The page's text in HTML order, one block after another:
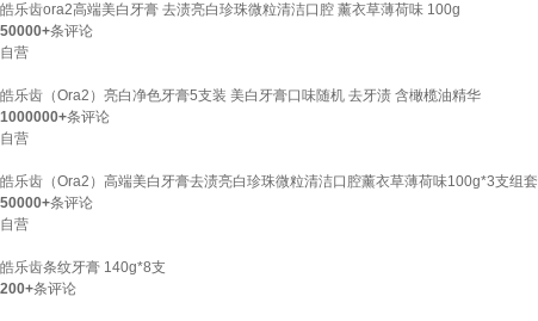
皓乐齿ora2高端美白牙膏 去渍亮白珍珠微粒清洁口腔 薰衣草薄荷味 100g
50000+条评论
自营
皓乐齿（Ora2）亮白净色牙膏5支装 美白牙膏口味随机 去牙渍 含橄榄油精华
1000000+条评论
自营
皓乐齿（Ora2）高端美白牙膏去渍亮白珍珠微粒清洁口腔薰衣草薄荷味100g*3支组套
50000+条评论
自营
皓乐齿条纹牙膏 140g*8支
200+条评论